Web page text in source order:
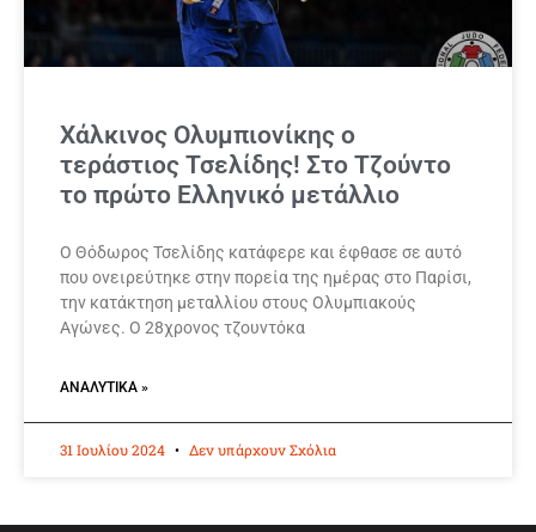
Χάλκινος Ολυμπιονίκης ο
τεράστιος Τσελίδης! Στο Τζούντο
το πρώτο Ελληνικό μετάλλιο
Ο Θόδωρος Τσελίδης κατάφερε και έφθασε σε αυτό
που ονειρεύτηκε στην πορεία της ημέρας στο Παρίσι,
την κατάκτηση μεταλλίου στους Ολυμπιακούς
Αγώνες. Ο 28χρονος τζουντόκα
ΑΝΑΛΥΤΙΚΆ »
31 Ιουλίου 2024 Δεν υπάρχουν Σχόλια